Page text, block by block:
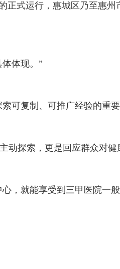
式运行，惠城区乃至惠州
体现。”
可复制、可推广经验的重
探索，更是回应群众对健
，就能享受到三甲医院一